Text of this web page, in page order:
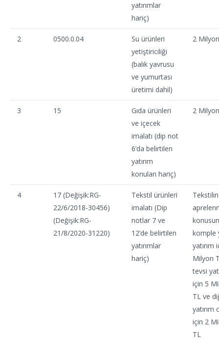
yatırımlar
hariç)
2 0500.0.04
Su ürünleri
yetiştiriciliği
(balık yavrusu
ve yumurtası
üretimi dahil)
2
3 15
Gıda ürünleri
ve içecek
imalatı (dip not
6’da belirtilen
yatırım
konuları hariç)
2
4
17 (Değişik:RG-
22/6/2018-30456)
(Değişik:RG-
21/8/2020-31220)
Tekstil ürünleri
imalatı (Dip
notlar 7 ve
12’de belirtilen
yatırımlar
hariç)
Tekstilin
komple
yatırım
Milyon
tevsi
için 5
TL ve
yatırım
için 2
TL